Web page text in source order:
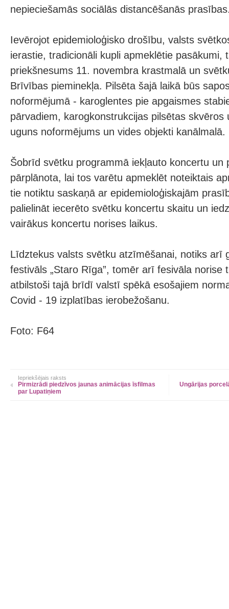
nepieciešamās sociālās distancēšanās
Ievērojot epidemioloģisko drošību, valsts
ierastie, tradicionāli kupli apmeklētie pasākumi,
priekšnesums 11. novembra krastmalā un
Brīvības pieminekļa. Pilsēta šajā laikā būs
noformējumā - karoglentes pie apgaismes
pārvadiem, karogkonstrukcijas pilsētas skvēros
uguns noformējums un vides objekti kanālmalā.
Šobrīd svētku programmā iekļauto koncertu un
pārplānota, lai tos varētu apmeklēt noteiktais
tie notiktu saskaņā ar epidemioloģiskajām
palielināt iecerēto svētku koncertu skaitu un
vairākus koncertu norises laikus.
Līdztekus valsts svētku atzīmēšanai, notiks arī
festivāls „Staro Rīga”, tomēr arī fesivāla norise
atbilstoši tajā brīdī valstī spēkā esošajiem
Covid - 19 izplatības ierobežošanu.
Foto: F64
Iepriekšējais raksts
Pirmizrādi piedzīvos jaunas animācijas īsfilmas
par Lupatiņiem
Ungārijas